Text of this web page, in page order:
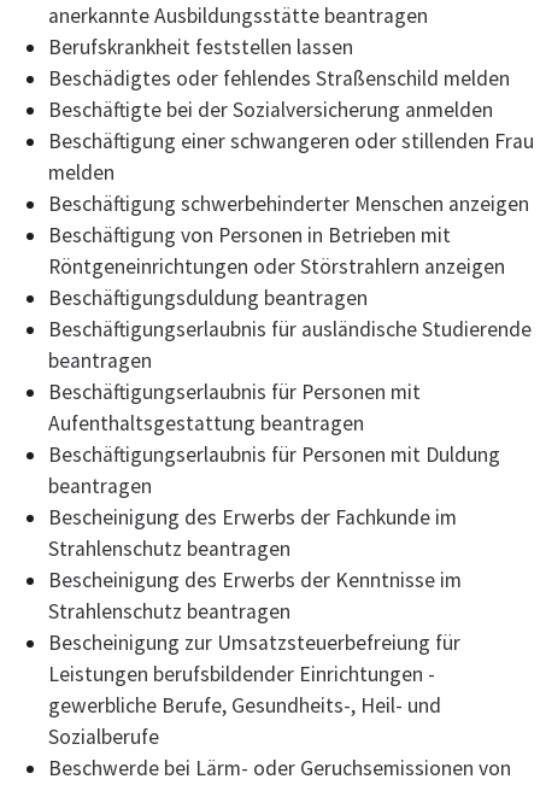
anerkannte Ausbildungsstätte beantragen
Berufskrankheit feststellen lassen
Beschädigtes oder fehlendes Straßenschild melden
Beschäftigte bei der Sozialversicherung anmelden
Beschäftigung einer schwangeren oder stillenden Frau
melden
Beschäftigung schwerbehinderter Menschen anzeigen
Beschäftigung von Personen in Betrieben mit
Röntgeneinrichtungen oder Störstrahlern anzeigen
Beschäftigungsduldung beantragen
Beschäftigungserlaubnis für ausländische Studierende
beantragen
Beschäftigungserlaubnis für Personen mit
Aufenthaltsgestattung beantragen
Beschäftigungserlaubnis für Personen mit Duldung
beantragen
Bescheinigung des Erwerbs der Fachkunde im
Strahlenschutz beantragen
Bescheinigung des Erwerbs der Kenntnisse im
Strahlenschutz beantragen
Bescheinigung zur Umsatzsteuerbefreiung für
Leistungen berufsbildender Einrichtungen -
gewerbliche Berufe, Gesundheits-, Heil- und
Sozialberufe
Beschwerde bei Lärm- oder Geruchsemissionen von